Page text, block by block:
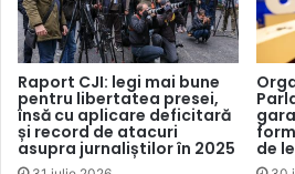
atenția instituția media.
„Presa scrisă este singura
casele și localitățile, îndeosebi în
cetățenii nu au internet ori nu
neprofesionistă de pe rețelele
Raport CJI: legi mai bune
pentru libertatea presei,
însă cu aplicare deficitară
și record de atacuri
asupra jurnaliștilor în 2025 de